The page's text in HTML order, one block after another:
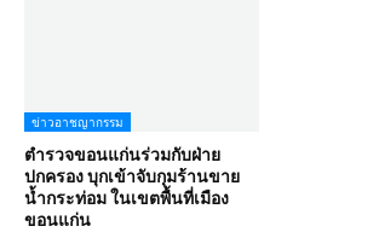
ข่าวอาชญากรรม
ตำรวจขอนแก่นร่วมกับฝ่าย
ปกครอง บุกเข้าจับกุมร้านขาย
น้ำกระท่อม ในเขตพื้นที่เมือง
ขอนแก่น